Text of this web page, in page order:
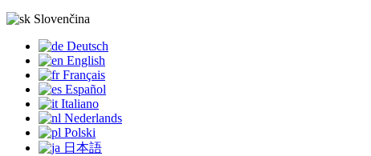
Slovenčina
Deutsch
English
Français
Español
Italiano
Nederlands
Polski
日本語